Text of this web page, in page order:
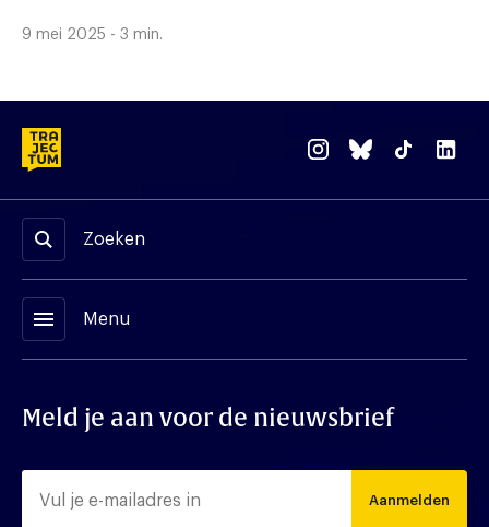
9 mei 2025 - 3 min.
Zoeken
menu Menu
Meld je aan voor de nieuwsbrief
Aanmelden